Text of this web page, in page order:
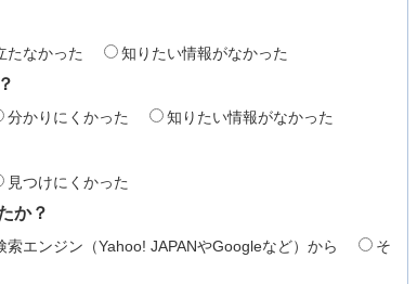
たなかった 知りたい情報がなかった
分かりにくかった 知りたい情報がなかった
見つけにくかった
か？
索エンジン（Yahoo! JAPANやGoogleなど）から
そ